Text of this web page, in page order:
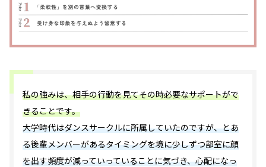
私の強みは、相手の行動を見てその時必要なサポートがで
きることです。
大学時代はダンスサークルに所属していたのですが、とあ
る後輩メンバーがあるタイミングを境に少しずつ部室に顔
を出す頻度が減っていっていることに気づき、心配になっ